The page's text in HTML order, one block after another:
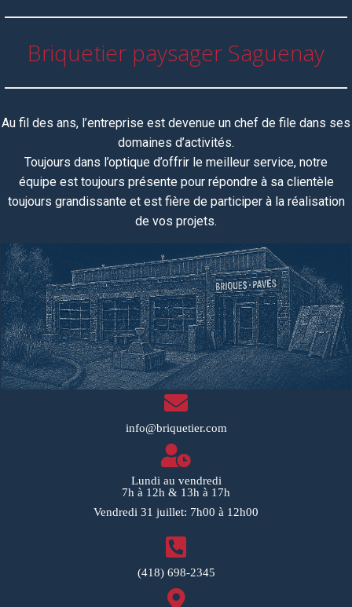
Briquetier paysager Saguenay
Au fil des ans, l’entreprise est devenue un chef de file dans ses
domaines d’activités.
Toujours dans l’optique d’offrir le meilleur service, notre
équipe est toujours présente pour répondre à sa clientèle
toujours grandissante et est fière de participer à la réalisation
de vos projets.
info@briquetier.com
Lundi au vendredi
7h à 12h & 13h à 17h
Vendredi 31 juillet: 7h00 à 12h00
(418) 698-2345